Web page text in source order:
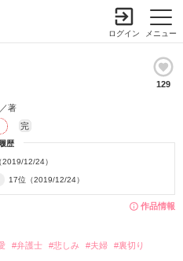
メニュー
ログイン
129
作品情報
歴
12/24）
17位（2019/12/24）
完
／著
#弁護士 #悲しみ #夫婦
#裏切り